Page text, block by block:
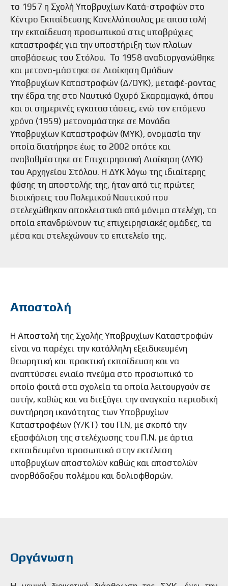
το 1957 η Σχολή Υποβρυχίων Κατά-στροφών στο
Κέντρο Εκπαίδευσης Κανελλόπουλος με αποστολή
την εκπαίδευση προσωπικού στις υποβρύχιες
καταστροφές για την υποστήριξη των πλοίων
αποβάσεως του Στόλου. Το 1958 αναδιοργανώθηκε
και μετονο-μάστηκε σε Διοίκηση Ομάδων
Υποβρυχίων Καταστροφών (Δ/ΟΥΚ), μεταφέ-ροντας
την έδρα της στο Ναυτικό Οχυρό Σκαραμαγκά, όπου
και οι σημερινές εγκαταστάσεις, ενώ τον επόμενο
χρόνο (1959) μετονομάστηκε σε Μονάδα
Υποβρυχίων Καταστροφών (ΜΥΚ), ονομασία την
οποία διατήρησε έως το 2002 οπότε και
αναβαθμίστηκε σε Επιχειρησιακή Διοίκηση (ΔΥΚ)
του Αρχηγείου Στόλου. Η ΔΥΚ λόγω της ιδιαίτερης
φύσης τη αποστολής της, ήταν από τις πρώτες
διοικήσεις του Πολεμικού Ναυτικού που
στελεχώθηκαν αποκλειστικά από μόνιμα στελέχη, τα
οποία επανδρώνουν τις επιχειρησιακές ομάδες, τα
μέσα και στελεχώνουν το επιτελείο της.
Αποστολή
Η Αποστολή της Σχολής Υποβρυχίων Καταστροφών
είναι να παρέχει την κατάλληλη εξειδικευμένη
θεωρητική και πρακτική εκπαίδευση και να
αναπτύσσει ενιαίο πνεύμα στο προσωπικό το
οποίο φοιτά στα σχολεία τα οποία λειτουργούν σε
αυτήν, καθώς και να διεξάγει την αναγκαία περιοδική
συντήρηση ικανότητας των Υποβρυχίων
Καταστροφέων (Υ/ΚΤ) του Π.Ν, με σκοπό την
εξασφάλιση της στελέχωσης του Π.Ν. με άρτια
εκπαιδευμένο προσωπικό στην εκτέλεση
υποβρυχίων αποστολών καθώς και αποστολών
ανορθόδοξου πολέμου και δολιοφθορών.
Οργάνωση